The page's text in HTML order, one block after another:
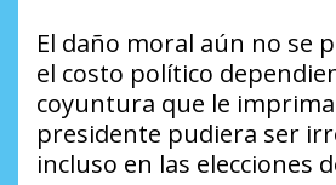
El daño moral aún no se
el costo político
coyuntura que le
presidente pudiera ser
incluso en las elecciones